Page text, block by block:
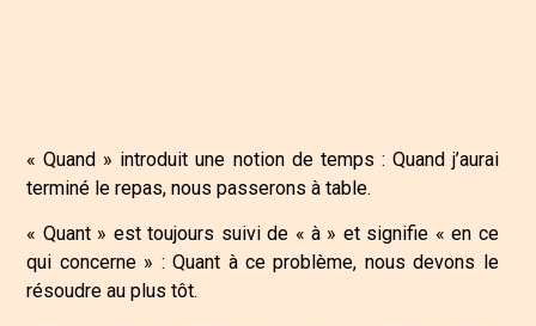
« Quand » introduit une notion de temps : Quand j’aurai
terminé le repas, nous passerons à table.
« Quant » est toujours suivi de « à » et signifie « en ce
qui concerne » : Quant à ce problème, nous devons le
résoudre au plus tôt.